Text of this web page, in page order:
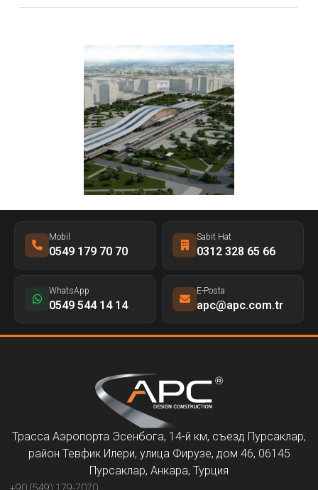
Mobil
0549 179 70 70
Sabit Hat
0312 328 65 66
WhatsApp
0549 544 14 14
E-Posta
apc@apc.com.tr
Трасса Аэропорта Эсенбога, 14-й км, съезд Пурсаклар,
район Тевфик Илери, улица Фирузе, дом 46, 06145
Пурсаклар, Анкара, Турция